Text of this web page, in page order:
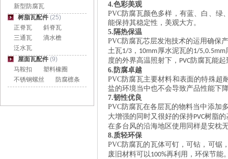
4.色彩美观
PVC防腐瓦颜色多样，有蓝、白、绿
能保持其稳定性，美观大方。
5. 隔热保温
PVC防腐瓦芯层发泡技术的运用确保
土瓦1/3 ， 10mm厚水泥瓦的1/5,0.5mm
度的外界高温照射下， PVC防腐瓦能
6. 防腐卓越
PVC防腐瓦主要材料和表面的特殊超
盐的环境当中也不会导致产品性能下
7.韧性优良
PVC防腐瓦在各层瓦的物料当中添加
大增强的同时又很好的保持PVC树脂的
在多台风的沿海地区使用同样是安枕
8.质轻环保
PVC防腐瓦的瓦体可钉，可钻，可锯
废旧材料可以100%再利用，环保节能
新型防腐瓦
树脂瓦配件 (25)
正脊瓦
斜脊瓦
三通瓦
滴水檐
泛水瓦
屋面瓦配件 (9)
马鞍扣
塑料橡圈
不锈钢螺丝
防腐檩条